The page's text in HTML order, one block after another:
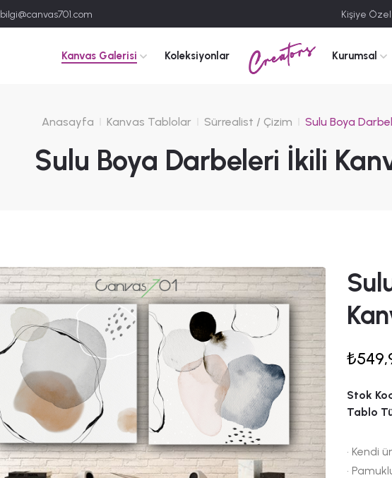
bilgi@canvas701.com Kişiye
Kanvas Galerisi Koleksiyonlar Creators Kurumsal
Anasayfa Kanvas Tablolar Sürrealist / Çizim Sulu Boya
Sulu Boya Darbeleri İkili
Stok
Tablo
• Kendi
•